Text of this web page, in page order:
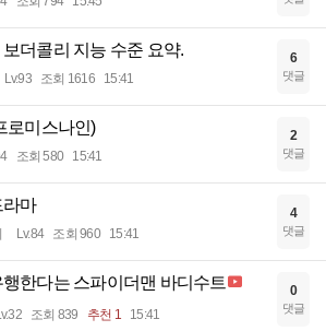
더콜리 지능 수준 요약.
Lv.93 조회 1616 15:41
6
댓글
로미스나인)
조회 580 15:41
2
댓글
라마
Lv.84 조회 960 15:41
4
댓글
행한다는 스파이더맨 바디수트
조회 839 추천 1 15:41
0
댓글